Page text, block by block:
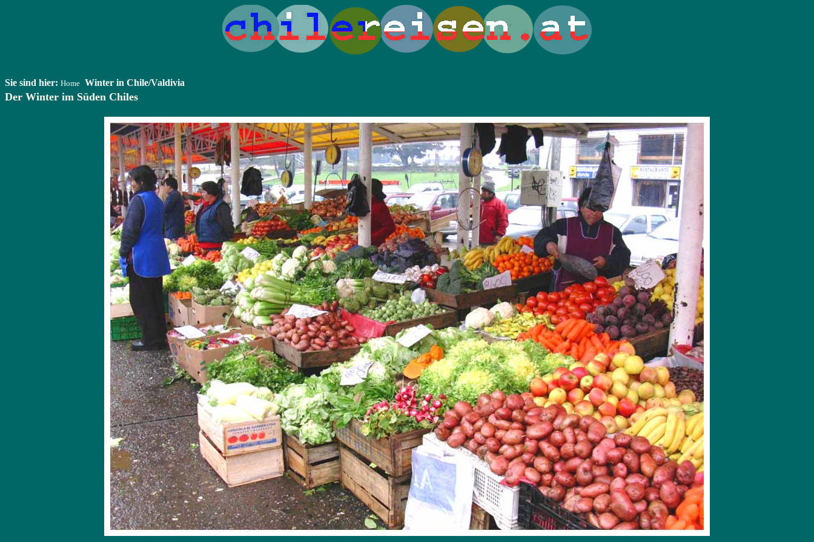
Sie sind hier: Home Winter in Chile/Valdivia
Der Winter im Süden Chiles